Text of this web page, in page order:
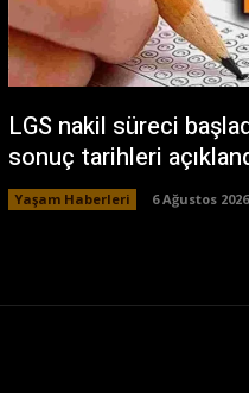
LGS nakil süreci
sonuç tarihleri
Yaşam Haberleri 6 Ağustos 2026